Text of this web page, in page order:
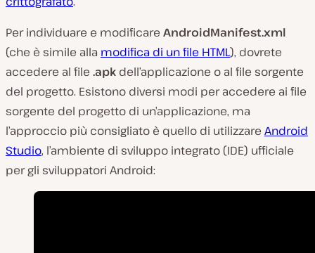
Per individuare e modificare AndroidManifest.xml
(che è simile alla modifica di un file HTML), dovrete
accedere al file .apk dell’applicazione o al file sorgente
del progetto. Esistono diversi modi per accedere ai file
sorgente del progetto di un’applicazione, ma
l’approccio più consigliato è quello di utilizzare Android
Studio, l’ambiente di sviluppo integrato (IDE) ufficiale
per gli sviluppatori Android: